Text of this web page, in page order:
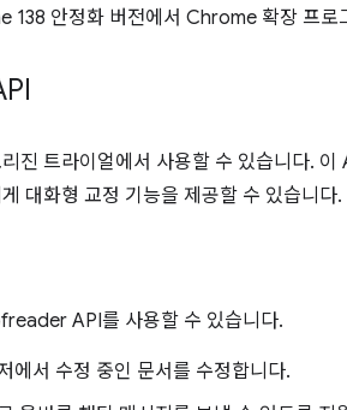
안정화 버전에서 Chrome 확장 프로
진 트라이얼에서 사용할 수 있습니다.
대화형 교정 기능을 제공할 수 있습니다.
API를 사용할 수 있습니다.
에서 수정 중인 문서를 수정합니다.